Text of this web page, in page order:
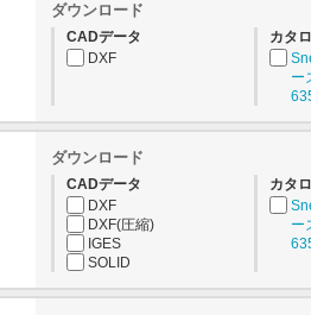
ダウンロード
CADデータ
DXF
カタ
ー
ダウンロード
CADデータ
DXF
DXF(圧縮)
IGES
SOLID
カタ
ー